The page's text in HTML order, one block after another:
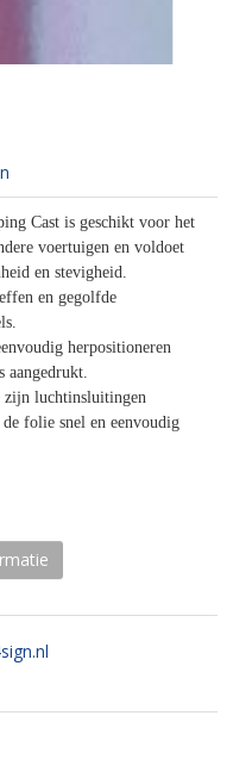
Cast is geschikt voor het
voertuigen en voldoet
en stevigheid.
en gegolfde
herpositioneren
aangedrukt.
luchtinsluitingen
folie snel en eenvoudig
kanaaltjes,